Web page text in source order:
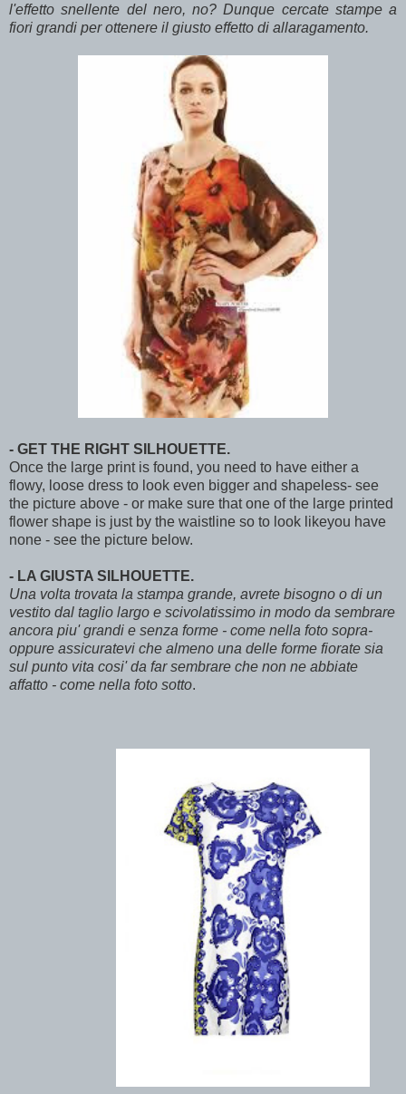
l'effetto snellente del nero, no? Dunque cercate stampe a
fiori grandi per ottenere il giusto effetto di allaragamento.
- GET THE RIGHT SILHOUETTE.
Once the large print is found, you need to have either a
flowy, loose dress to look even bigger and shapeless- see
the picture above - or make sure that one of the large printed
flower shape is just by the waistline so to look likeyou have
none - see the picture below.
- LA GIUSTA SILHOUETTE.
Una volta trovata la stampa grande, avrete bisogno o di un
vestito dal taglio largo e scivolatissimo in modo da sembrare
ancora piu' grandi e senza forme - come nella foto sopra-
oppure assicuratevi che almeno una delle forme fiorate sia
sul punto vita cosi' da far sembrare che non ne abbiate
affatto - come nella foto sotto.